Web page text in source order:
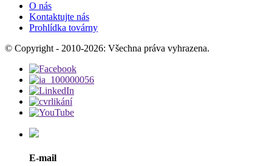
O nás
Kontaktujte nás
Prohlídka továrny
© Copyright - 2010-2026: Všechna práva vyhrazena.
E-mail